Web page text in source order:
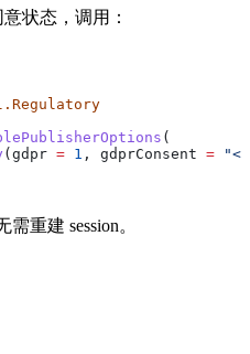
状态，调用：
(
(gdpr = 1 , gdprConsent =
重建 session。